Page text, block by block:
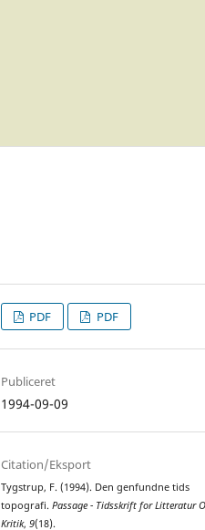
PDF PDF
Publiceret
1994-09-09
Citation/Eksport
Tygstrup, F. (1994). Den genfundne tids
topografi.Passage - Tidsskrift for Litteratur
Kritik,9(18).